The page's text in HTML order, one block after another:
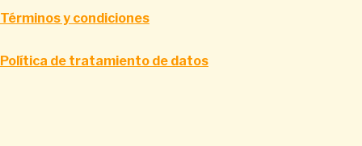
Términos y condiciones
Política de tratamiento de datos